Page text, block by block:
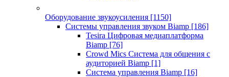
Оборудование звукоусиления [1150]
Системы управления звуком Biamp [186]
Tesira Цифровая медиаплатформа
Biamp [76]
Crowd Mics Система для общения с
аудиторией Biamp [1]
Система управления Biamp [16]